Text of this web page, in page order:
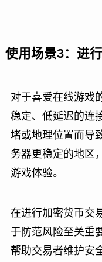
使用场景3：进
对于喜爱在线游戏
稳定、低延迟的连
堵或地理位置而导
务器更稳定的地区
游戏体验。
在进行加密货币交
于防范风险至关重
帮助交易者维护安